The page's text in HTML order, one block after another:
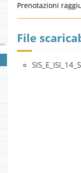
Prenotazioni
File